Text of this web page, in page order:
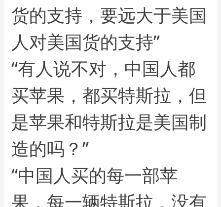
货的支持，要远大于美国
人对美国货的支持”
“有人说不对，中国人都
买苹果，都买特斯拉，但
是苹果和特斯拉是美国制
造的吗？”
“中国人买的每一部苹
果，每一辆特斯拉，没有